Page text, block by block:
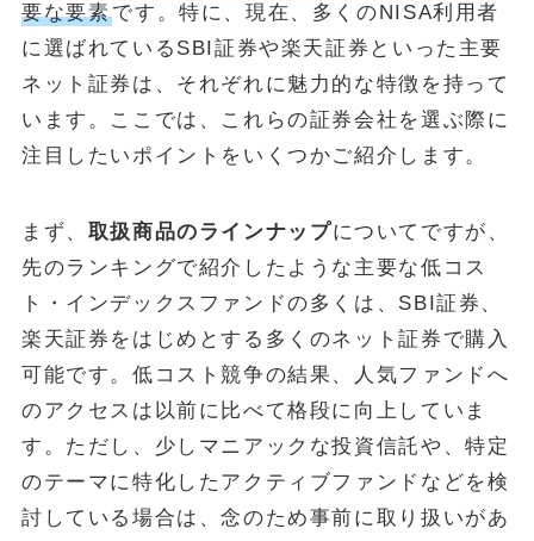
要な要素です。特に、現在、多くのNISA利用者
に選ばれているSBI証券や楽天証券といった主要
ネット証券は、それぞれに魅力的な特徴を持って
います。ここでは、これらの証券会社を選ぶ際に
注目したいポイントをいくつかご紹介します。
まず、 取扱商品のラインナップについてですが、
先のランキングで紹介したような主要な低コス
ト・インデックスファンドの多くは、SBI証券、
楽天証券をはじめとする多くのネット証券で購入
可能です。低コスト競争の結果、人気ファンドへ
のアクセスは以前に比べて格段に向上していま
す。ただし、少しマニアックな投資信託や、特定
のテーマに特化したアクティブファンドなどを検
討している場合は、念のため事前に取り扱いがあ